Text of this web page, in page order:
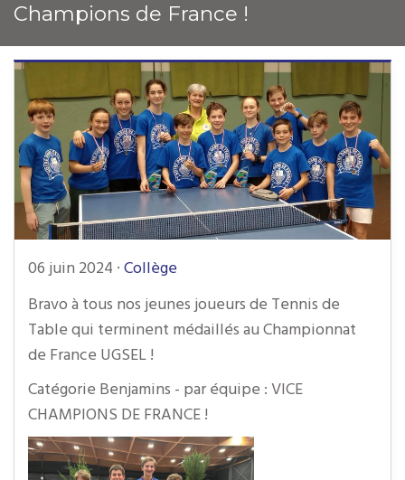
Champions de France !
06 juin 2024 · Collège
Bravo à tous nos jeunes joueurs de Tennis de
Table qui terminent médaillés au Championnat
de France UGSEL !
Catégorie Benjamins - par équipe : VICE
CHAMPIONS DE FRANCE !